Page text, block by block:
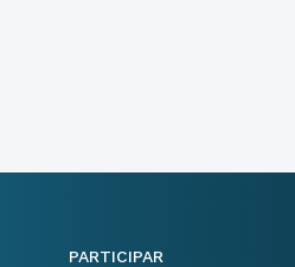
PARTICIPAR